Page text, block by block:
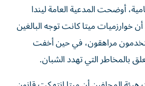
أوضحت المدعية العامة ليندا
خوارزميات ميتا كانت توجه البالغين
مراهقون، في حين أخفت
بالمخاطر التي تهدد الشبان.